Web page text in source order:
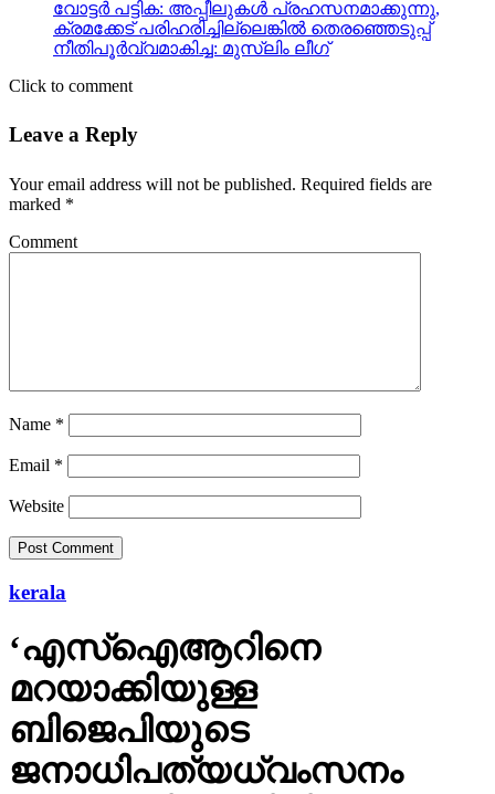
വോട്ടര്‍ പട്ടിക: അപ്പീലുകള്‍ പ്രഹസനമാക്കുന്നു,
ക്രമക്കേട് പരിഹരിച്ചില്ലെങ്കില്‍ തെരഞ്ഞെടുപ്പ്
നീതിപൂര്‍വ്വമാകിച്ച: മുസ്‌ലിം ലീഗ്‌
Click to comment
Leave a Reply
Your email address will not be published. Required fields are
marked *
Comment
Name *
Email *
Website
kerala
‘എസ്‌ഐആറിനെ
മറയാക്കിയുള്ള
ബിജെപിയുടെ
ജനാധിപത്യധ്വംസനം